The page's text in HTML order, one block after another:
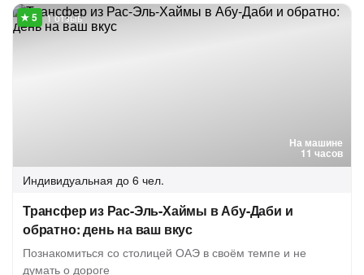
На машине
11 часов
1 отзыв
Индивидуальная до 6 чел.
Трансфер из Рас-Эль-Хаймы в Абу-Даби и
обратно: день на ваш вкус
Познакомиться со столицей ОАЭ в своём темпе и не
думать о дороге